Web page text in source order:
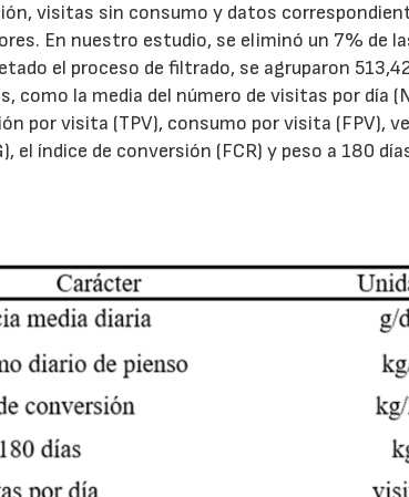
visitas sin consumo y datos
En nuestro estudio, se eliminó un 7% de
el proceso de filtrado, se agruparon
como la media del número de visitas por día
por visita (TPV), consumo por visita (FPV),
el índice de conversión (FCR) y peso a 180